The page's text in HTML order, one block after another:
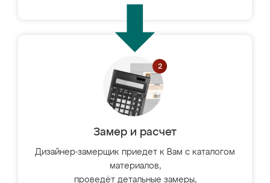
Замер и расчет
Дизайнер-замерщик приедет к Вам с каталогом
материалов,
проведёт детальные замеры,